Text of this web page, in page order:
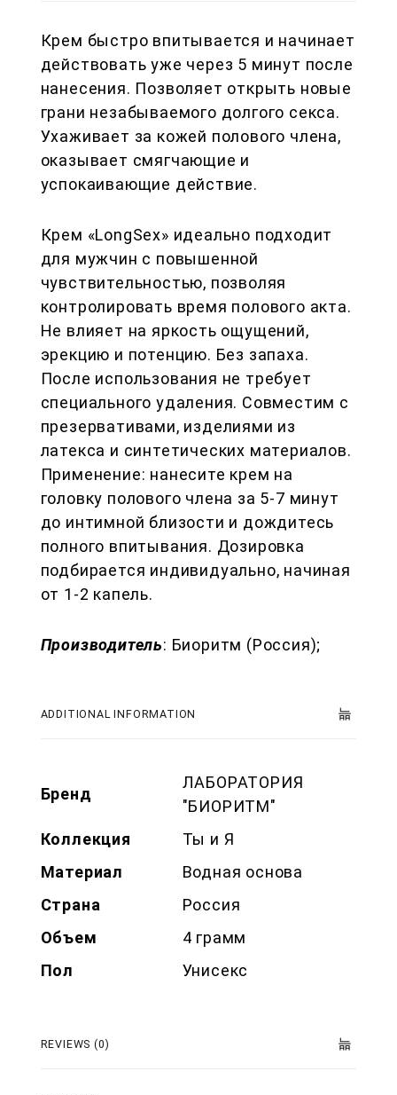
Крем быстро впитывается и начинает
действовать уже через 5 минут после
нанесения. Позволяет открыть новые
грани незабываемого долгого секса.
Ухаживает за кожей полового члена,
оказывает смягчающие и
успокаивающие действие.
Крем «LongSex» идеально подходит
для мужчин с повышенной
чувствительностью, позволяя
контролировать время полового акта.
Не влияет на яркость ощущений,
эрекцию и потенцию. Без запаха.
После использования не требует
специального удаления. Совместим с
презервативами, изделиями из
латекса и синтетических материалов.
Применение: нанесите крем на
головку полового члена за 5-7 минут
до интимной близости и дождитесь
полного впитывания. Дозировка
подбирается индивидуально, начиная
от 1-2 капель.
Производитель: Биоритм (Россия);
ADDITIONAL INFORMATION
Бренд
ЛАБОРАТОРИЯ
"БИОРИТМ"
Коллекция
Ты и Я
Материал
Водная основа
Страна
Россия
Объем
4 грамм
Пол
Унисекс
REVIEWS (0)